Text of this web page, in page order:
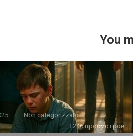
You
Non categorizzato
246 просмотров